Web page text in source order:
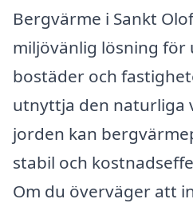
Bergvärme i Sankt
miljövänlig lösning för
bostäder och
utnyttja den naturliga
jorden kan
stabil och
Om du överväger att